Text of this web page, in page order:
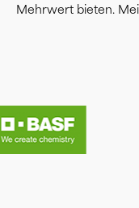
Mehrwert bieten.